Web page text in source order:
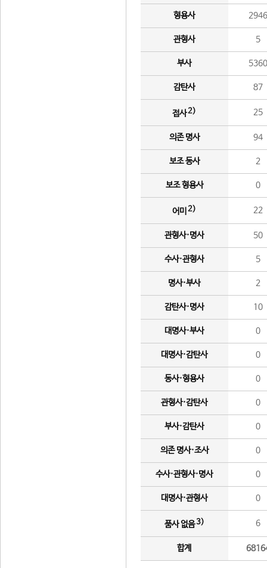
형용사 2946
관형사 5
부사 5360
감탄사 87
접사2) 25
의존 명사 94
보조 동사 2
보조 형용사 0
어미 2) 22
관형사·명사 50
수사·관형사 5
명사·부사 2
감탄사·명사 10
대명사·부사 0
대명사·감탄사 0
동사·형용사 0
관형사·감탄사 0
부사·감탄사 0
의존 명사·조사 0
수사·관형사·명사 0
대명사·관형사 0
품사 없음3) 6
합계